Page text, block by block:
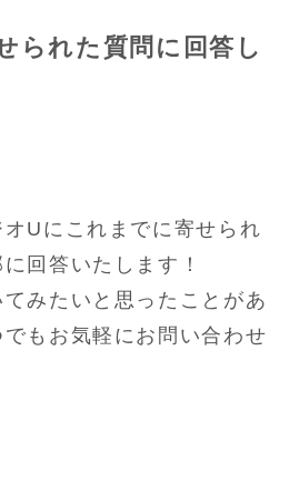
られた質問に回答し
Uにこれまでに寄せられ
回答いたします！
みたいと思ったことがあ
もお気軽にお問い合わせ